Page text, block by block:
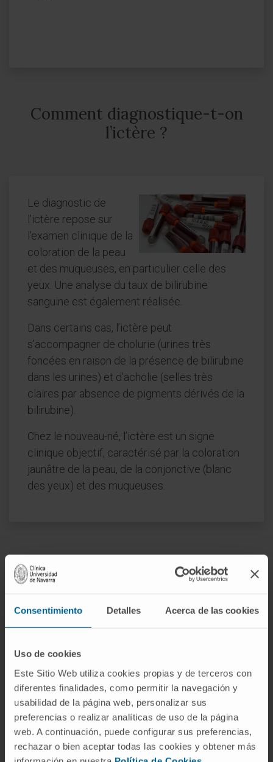
Consentimiento Detalles Acerca de las cookies
Uso de cookies
Este Sitio Web utiliza cookies propias y de terceros con
diferentes finalidades, como permitir la navegación y
usabilidad de la página web, personalizar sus
preferencias o realizar analíticas de uso de la página
web. A continuación, puede configurar sus preferencias,
rechazar o bien aceptar todas las cookies y obtener más
Comment diagnostique-t-on
l’ictère ?
Le diagnostic de
l’ictère repose sur
l’examen clinique de la
coloration de la peau
et des muqueuses, en particulier celle des
yeux. Une analyse du taux de bilirubine
sanguine est également réalisée.
Dans certains cas, l’ictère peut
s’accompagner de cholurie (urines très
foncées en raison de la présence de bilirubine
dans les urines) et d’acholie (selles très
claires par absence de pigments dérivés de la
bilirubine).
Chez le nouveau-né, l’ictère est un signe
clinique objectif, caractérisé par la coloration
jaunâtre de la peau, de la conjonctive (blanc
des yeux) et des muqueuses.
Comment traite-t-on l’ictère ?
Chez l’adulte, l’ictère doit être considéré
sans conséquences négatives en soi. Par
conséquent, le traitement ne doit pas viser
l’ictère lui-même, mais la maladie qui en est la
cause.
Chez le nouveau-né, lorsque les taux de